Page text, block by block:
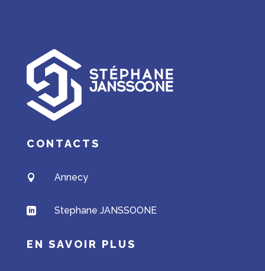
CONTACTS
 Annecy
 Stephane JANSSOONE
EN SAVOIR PLUS